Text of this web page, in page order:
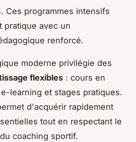
Ces programmes intensifs
pratique avec un
renforcé.
moderne privilégie des
flexibles : cours en
learning et stages pratiques.
d'acquérir rapidement
tout en respectant le
coaching sportif.